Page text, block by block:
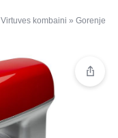
Virtuves kombaini » Gorenje